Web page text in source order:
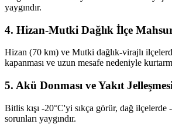
yaygındır.
4. Hizan-Mutki Dağlık İlçe
Hizan (70 km) ve Mutki dağlık-virajlı
kapanması ve uzun mesafe nedeniyle
5. Akü Donması ve Yakıt Jelleşmesi
Bitlis kışı -20°C'yi sıkça görür, dağ ilçelerde
sorunları yaygındır.